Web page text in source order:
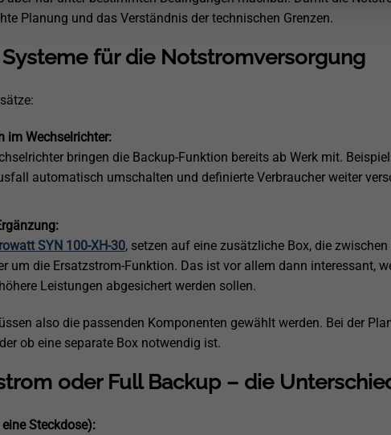
Planung und das Verständnis der technischen Grenzen.
für die Notstromversorgung
im Wechselrichter:
bringen die Backup-Funktion bereits ab Werk mit.
automatisch umschalten und definierte Verbraucher weiter
SYN 100-XH-30, setzen auf eine zusätzliche Box, die
um die Ersatzstrom-Funktion. Das ist vor allem dann interessant,
Leistungen abgesichert werden sollen.
also die passenden Komponenten gewählt werden. Bei der
ob eine separate Box notwendig ist.
oder Full Backup – die
Steckdose):